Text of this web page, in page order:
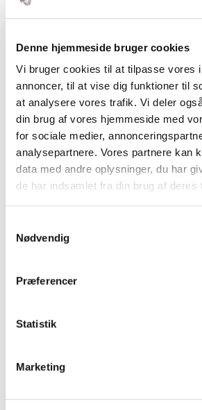
Denne hjemmeside bruger cookies
Vi bruger cookies til at tilpasse vores
annoncer, til at vise dig funktioner til
at analysere vores trafik. Vi deler
din brug af vores hjemmeside med
for sociale medier,
analysepartnere. Vores partnere kan
data med andre oplysninger, du har
de har indsamlet fra din brug af deres
Nødvendig
Præferencer
Statistik
Marketing
Hej Rose. Endnu engang
tillykke til dig og din
en smuk dag. Kh. Line,
Landsforening
Svar
Louise T.
20. jun 2013 kl. 15:52
Tillykke med brylluppet 🙂
25. jun 2013 kl. 6:02
problem, der var heldigvis
Svar